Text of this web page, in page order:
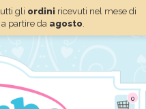
gli ordini ricevuti nel mese di
a partire da agosto.
0